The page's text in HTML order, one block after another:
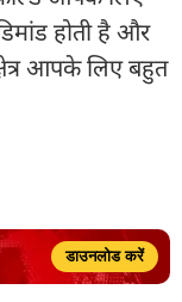
होती है और
आपके लिए बहुत
डाउनलोड करें